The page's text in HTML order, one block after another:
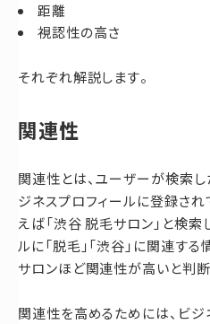
距離
視認性の高さ
それぞれ解説します。
関連性
関連性とは、ユーザーが検索
ジネスプロフィールに登録さ
えば「渋谷 脱毛サロン」と検索
ルに「脱毛」「渋谷」に関連す
サロンほど関連性が高いと判断
関連性を高めるためには、ビジ